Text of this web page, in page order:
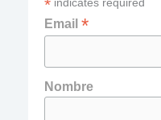
*
Email *
Nombre